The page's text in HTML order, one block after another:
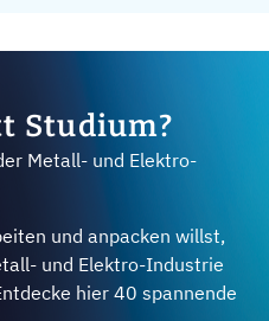
Studium?
Metall- und Elektro-
und anpacken willst,
und Elektro-Industrie
hier 40 spannende